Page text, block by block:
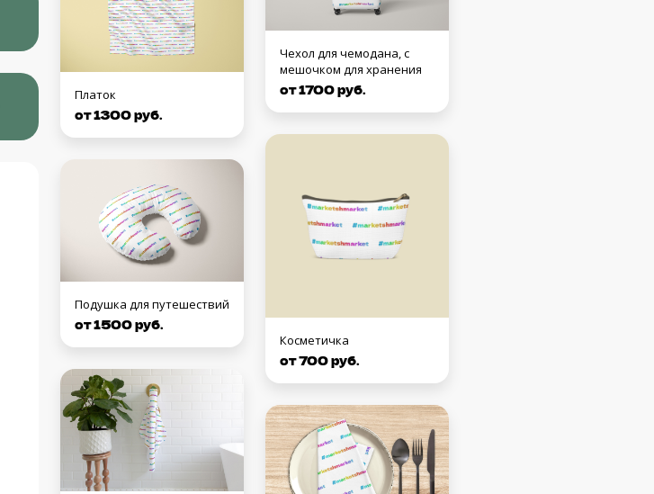
Платок
от 1300 руб.
Подушка для путешествий
от 1500 руб.
Чехол для чемодана, с
мешочком для хранения
от 1700 руб.
Косметичка
от 700 руб.